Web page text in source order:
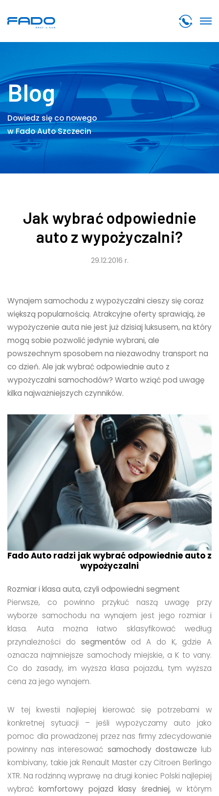
Blog
Dowiedz się co nowego
w Fado Auto Szczecin
Jak wybrać odpowiednie
auto z wypożyczalni?
29.12.2016 r.
Wynajem samochodu z wypożyczalni cieszy się coraz
większą popularnością. Atrakcyjne oferty sprawiają, że
wypożyczenie auta nie jest już dzisiaj luksusem, na który
mogą sobie pozwolić jedynie wybrani, ale
powszechnym sposobem na niezawodny transport na
co dzień. Ale jak wybrać odpowiednie auto z
wypożyczalni samochodów? Warto wziąć pod uwagę
kilka najważniejszych czynników.
Fado Auto radzi jak wybrać odpowiednie auto z
wypożyczalni
Rozmiar i klasa auta, czyli odpowiedni segment
Pierwsze, co powinno przykuć naszą uwagę przy
wyborze samochodu na wynajem jest jego rozmiar i
klasa. Auta można łatwo sklasyfikować według
przynależności do segmentówod A do K, gdzie A
oznacza najmniejsze samochody miejskie, a K to vany.
Co do zasady, im wyższa klasa pojazdu, tym wyższa
cena za jego wynajem.
W tej kwestii najlepiej kierować się potrzebami w
konkretnej sytuacji – jeśli wypożyczamy auto jako
pomoc dla prowadzonej przez nas firmy zdecydowanie
powinny nas interesować samochody dostawcze lub
kombivany, takie jak Renault Master czy Citroen Berlingo
XTR. Na rodzinną wyprawę na drugi koniec Polski najlepiej
wybrać komfortowy pojazd klasy średniej, w którym